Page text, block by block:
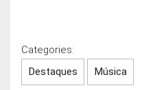
Categories:
Destaques
Música